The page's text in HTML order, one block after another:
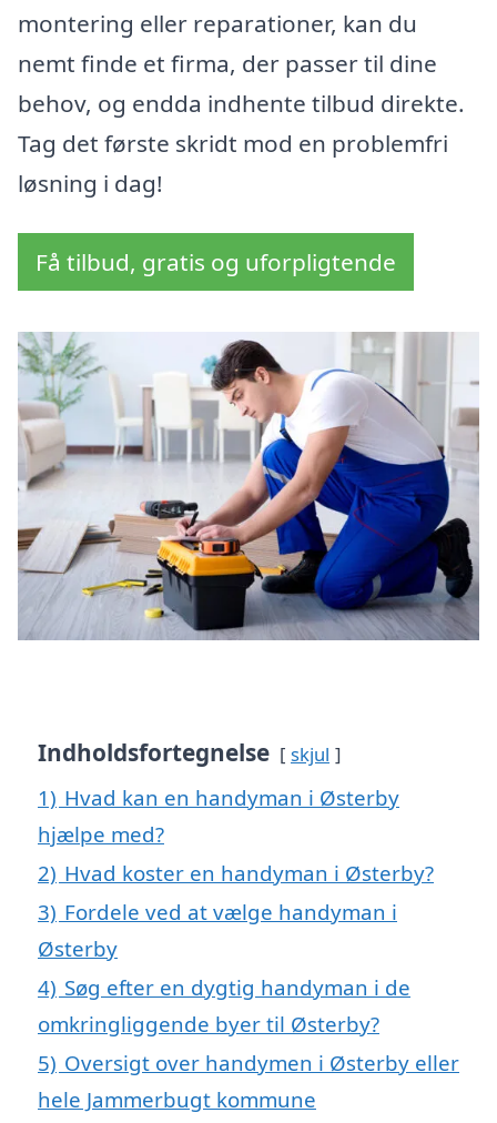
montering eller reparationer, kan du
nemt finde et firma, der passer til dine
behov, og endda indhente tilbud direkte.
Tag det første skridt mod en problemfri
løsning i dag!
Få tilbud, gratis og uforpligtende
Indholdsfortegnelse skjul
1) Hvad kan en handyman i Østerby
hjælpe med?
2) Hvad koster en handyman i Østerby?
3) Fordele ved at vælge handyman i
Østerby
4) Søg efter en dygtig handyman i de
omkringliggende byer til Østerby?
5) Oversigt over handymen i Østerby eller
hele Jammerbugt kommune